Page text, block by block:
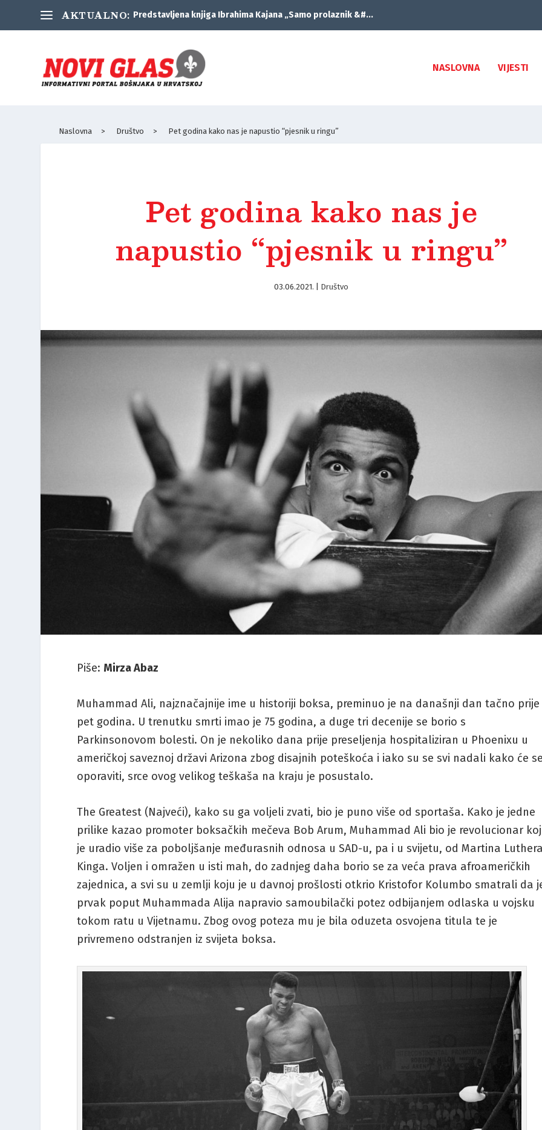
AKTUALNO: Predstavljena knjiga Ibrahima Kajana „Samo prolaznik &#...
NASLOVNA VIJESTI
Naslovna > Društvo > Pet godina kako nas je napustio “pjesnik u ringu”
Pet godina kako nas je
napustio “pjesnik u ringu”
03.06.2021. Društvo
Piše: Mirza Abaz
Muhammad Ali, najznačajnije ime u historiji boksa, preminuo je na današnji dan tačno prije
pet godina. U trenutku smrti imao je 75 godina, a duge tri decenije se borio s
Parkinsonovom bolesti. On je nekoliko dana prije preseljenja hospitaliziran u Phoenixu u
američkoj saveznoj državi Arizona zbog disajnih poteškoća i iako su se svi nadali kako će
oporaviti, srce ovog velikog teškaša na kraju je posustalo.
The Greatest (Najveći), kako su ga voljeli zvati, bio je puno više od sportaša. Kako je jedne
prilike kazao promoter boksačkih mečeva Bob Arum, Muhammad Ali bio je revolucionar
je uradio više za poboljšanje međurasnih odnosa u SAD-u, pa i u svijetu, od Martina
Kinga. Voljen i omražen u isti mah, do zadnjeg daha borio se za veća prava afroameričkih
zajednica, a svi su u zemlji koju je u davnoj prošlosti otkrio Kristofor Kolumbo smatrali da
prvak poput Muhammada Alija napravio samoubilački potez odbijanjem odlaska u vojsku
tokom ratu u Vijetnamu. Zbog ovog poteza mu je bila oduzeta osvojena titula te je
privremeno odstranjen iz svijeta boksa.